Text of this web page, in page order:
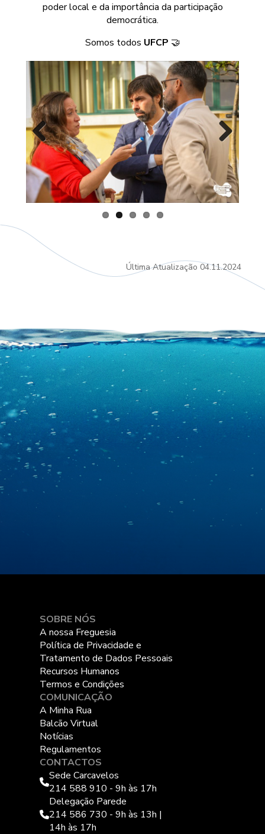
poder local e da importância da participação
democrática.
Somos todos UFCP 🤝
Previous Next
Última Atualização 04.11.2024
SOBRE NÓS
A nossa Freguesia
Política de Privacidade e
Tratamento de Dados Pessoais
Recursos Humanos
Termos e Condições
COMUNICAÇÃO
A Minha Rua
Balcão Virtual
Notícias
Regulamentos
CONTACTOS
Sede Carcavelos
214 588 910 - 9h às 17h
Delegação Parede
214 586 730 - 9h às 13h |
14h às 17h